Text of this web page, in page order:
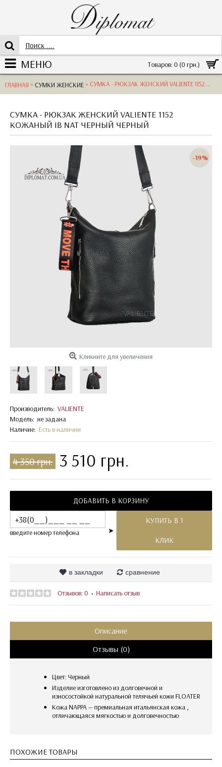
Товаров: 0 (0 грн.)
МЕНЮ
ГЛАВНАЯ » СУМКИ ЖЕНСКИЕ » СУМКА - РЮКЗАК ЖЕНСКИЙ VALIENTE 1152 КОЖАНЫЙ IB NAT ЧЕРНЫЙ
СУМКА - РЮКЗАК ЖЕНСКИЙ VALIENTE 1152
КОЖАНЫЙ IB NAT ЧЕРНЫЙ ЧЕРНЫЙ
-19%
Кликните для увеличения
Производитель: VALIENTE
Модель: не задана
Наличие: Есть в наличии
4 350 грн. 3 510 грн.
ДОБАВИТЬ В КОРЗИНУ
введите номер телефона ➤
КУПИТЬ В 1
КЛИК
в закладки сравнение
Отзывов: 0 • Написать отзыв
Описание
Отзывы (0)
Цвет: Черный
Изделие изготовлено из долговечной и
износостойкой натуральной телячьей кожи FLOATER
Кожа NAPPA — премиальная итальянская кожа ,
отличающаяся мягкостью и долговечностью
ПОХОЖИЕ ТОВАРЫ